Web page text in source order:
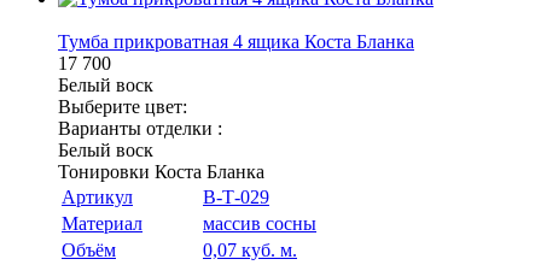
Тумба прикроватная 4 ящика Коста Бланка
17 700
Белый воск
Выберите цвет:
Варианты отделки :
Белый воск
Тонировки Коста Бланка
Артикул
В-Т-029
Материал
массив сосны
Объём
0,07 куб. м.